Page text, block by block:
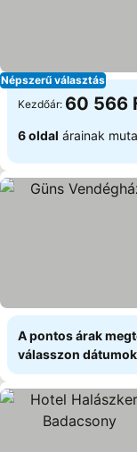
Népszerű választás
Kezdőár: 60 566
6 oldal árainak
A pontos árak
válasszon